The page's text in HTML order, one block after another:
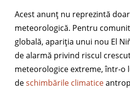
Acest anunț nu reprezintă
meteorologică. Pentru
globală, apariția unui nou El
de alarmă privind riscul
meteorologice extreme, într-o
deschimbările climatice